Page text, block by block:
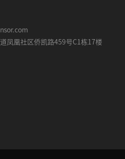
凤凰社区侨凯路459号C1栋17楼